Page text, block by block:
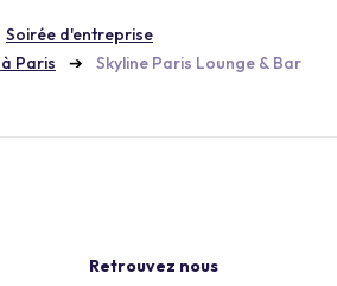
Soirée d'entreprise
Paris
Skyline Paris Lounge & Bar
Retrouvez nous